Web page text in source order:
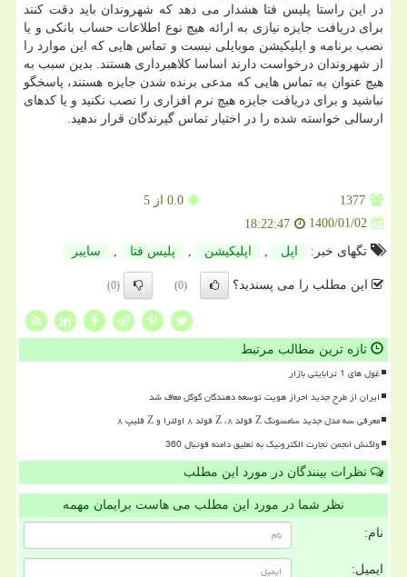
در این راستا پلیس فتا هشدار می دهد که شهروندان باید دقت کنند
برای دریافت جایزه نیازی به ارائه هیچ نوع اطلاعات حساب بانکی و یا
نصب برنامه و اپلیکیشن موبایلی نیست و تماس هایی که این موارد را
از شهروندان درخواست دارند اساسا کلاهبرداری هستند. بدین سبب به
هیچ عنوان به تماس هایی که مدعی برنده شدن جایزه هستند، پاسخگو
نباشید و برای دریافت جایزه هیچ نرم افزاری را نصب نکنید و یا کدهای
ارسالی خواسته شده را در اختیار تماس گیرندگان قرار ندهید.
1377
0.0 از 5
1400/01/02
18:22:47
تگهای خبر:
اپل اپلیكیشن پلیس فتا سایبر
این مطلب را می پسندید؟ (0)
(0)
تازه ترین مطالب مرتبط
غول های 1 ترابایتی بازار
ایران از طرح جدید احراز هویت توسعه دهندگان گوگل معاف شد
معرفی سه مدل جدید سامسونگ Z فولد ۸، Z فولد ۸ اولترا و Z فلیپ ۸
واکنش انجمن تجارت الکترونیک به تعلیق دامنه فوتبال 360
نظرات بینندگان در مورد این مطلب
نظر شما در مورد این مطلب می هاست برایمان مهمه
نام:
ایمیل: